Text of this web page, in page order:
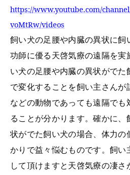
https://www.youtube.com/
voMtRw/videos
飼い犬の足腰や内臓の異状に
功師に優る天啓気療の遠隔を実
い犬の足腰や内臓の異状がで
で変化することを飼い主さん
などの動物であっても遠隔で
ることが分かります。確かに
状がでた飼い犬の場合、体力
かりで益々悩むものです。飼い
して頂けますと天啓気療の凄